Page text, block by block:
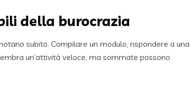
della burocrazia
subito. Compilare un modulo, rispondere a una
un’attività veloce, ma sommate possono